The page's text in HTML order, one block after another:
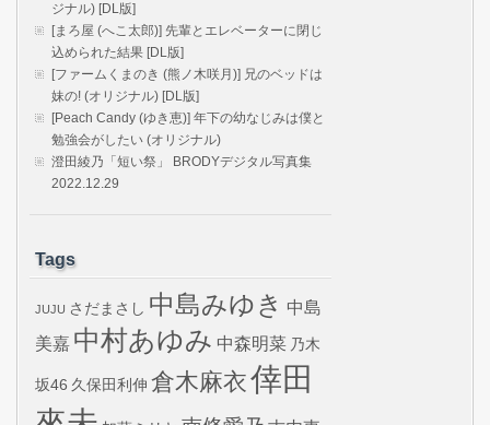
ジナル) [DL版]
[まろ屋 (へこ太郎)] 先輩とエレベーターに閉じ
込められた結果 [DL版]
[ファームくまのき (熊ノ木咲月)] 兄のベッドは
妹の! (オリジナル) [DL版]
[Peach Candy (ゆき恵)] 年下の幼なじみは僕と
勉強会がしたい (オリジナル)
澄田綾乃「短い祭」 BRODYデジタル写真集
2022.12.29
Tags
JUJU さだまさし 中島みゆき 中島
美嘉 中村あゆみ 中森明菜 乃木
坂46 久保田利伸 倉木麻衣倖田